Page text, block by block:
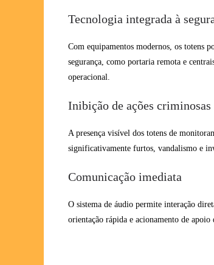
Tecnologia integrada à
Com equipamentos modernos, os totens
segurança, como portaria remota e
operacional.
Inibição de ações criminosas
A presença visível dos totens de
significativamente furtos, vandalismo e
Comunicação imediata
O sistema de áudio permite interação
orientação rápida e acionamento de apoio